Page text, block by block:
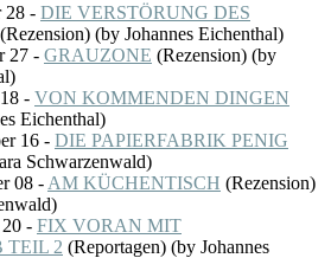
28 - DIE VERSTÖRUNG DES
(Rezension) (by Johannes Eichenthal)
27 - GRAUZONE (Rezension) (by
- VON KOMMENDEN DINGEN
Eichenthal)
16 - DIE PAPIERFABRIK PENIG
Schwarzenwald)
08 - AM KÜCHENTISCH (Rezension)
- FIX VORAN MIT
TEIL 2 (Reportagen) (by Johannes